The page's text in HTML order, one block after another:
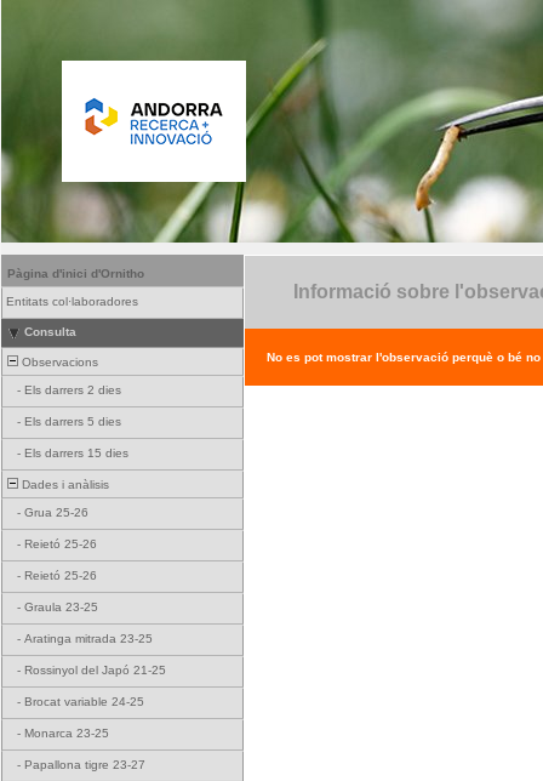
Pàgina d'inici d'Ornitho
Entitats col·laboradores
Consulta
Observacions
- Els darrers 2 dies
- Els darrers 5 dies
- Els darrers 15 dies
Dades i anàlisis
- Grua 25-26
- Reietó 25-26
- Reietó 25-26
- Graula 23-25
- Aratinga mitrada 23-25
- Rossinyol del Japó 21-25
- Brocat variable 24-25
- Monarca 23-25
- Papallona tigre 23-27
Informació sobre
No es pot mostrar l'observació perquè o bé